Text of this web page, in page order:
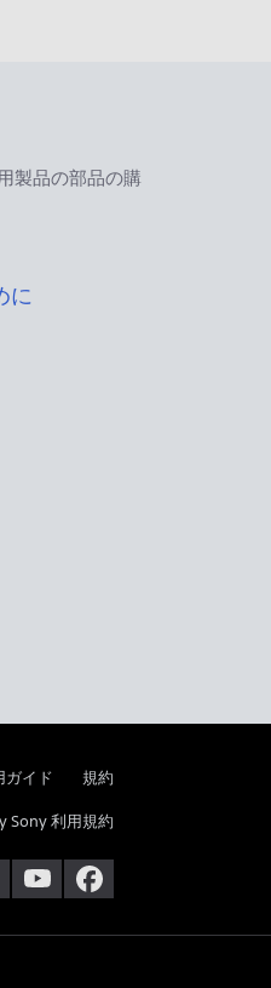
製品の部品の購
に
ガイド 規約
Sony 利用規約